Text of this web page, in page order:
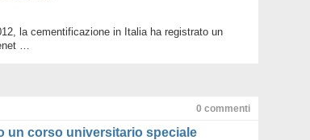
la cementificazione in Italia ha registrato un
…
0 commenti
un corso universitario speciale